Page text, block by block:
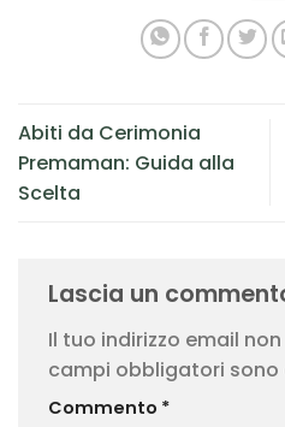
Abiti da Cerimonia
Premaman: Guida alla
Scelta
Lascia un
Il tuo indirizzo email
campi obbligatori
Commento *